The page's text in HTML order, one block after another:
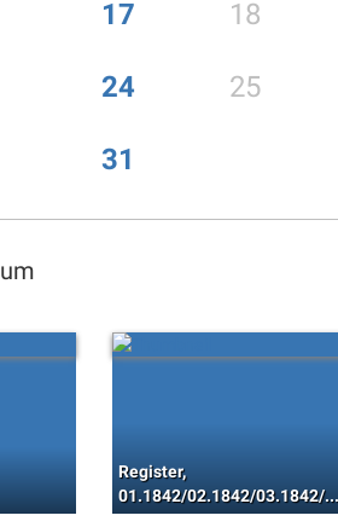
17 18
24 25
31
Register,
01.1842/02.1842/03.1842/04.1842/05.1842/06.1842